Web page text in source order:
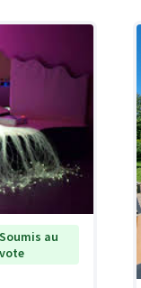
Soumis au
vote